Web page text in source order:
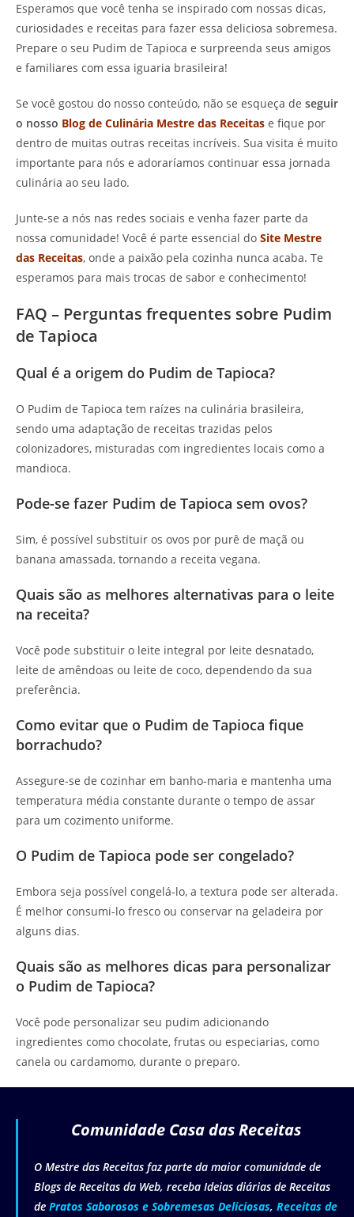
Esperamos que você tenha se inspirado com nossas dicas,
curiosidades e receitas para fazer essa deliciosa sobremesa.
Prepare o seu Pudim de Tapioca e surpreenda seus amigos
e familiares com essa iguaria brasileira!
Se você gostou do nosso conteúdo, não se esqueça de seguir
o nosso Blog de Culinária Mestre das Receitas e fique por
dentro de muitas outras receitas incríveis. Sua visita é muito
importante para nós e adoraríamos continuar essa jornada
culinária ao seu lado.
Junte-se a nós nas redes sociais e venha fazer parte da
nossa comunidade! Você é parte essencial do Site Mestre
das Receitas, onde a paixão pela cozinha nunca acaba. Te
esperamos para mais trocas de sabor e conhecimento!
FAQ – Perguntas frequentes sobre Pudim
de Tapioca
Qual é a origem do Pudim de Tapioca?
O Pudim de Tapioca tem raízes na culinária brasileira,
sendo uma adaptação de receitas trazidas pelos
colonizadores, misturadas com ingredientes locais como a
mandioca.
Pode-se fazer Pudim de Tapioca sem ovos?
Sim, é possível substituir os ovos por purê de maçã ou
banana amassada, tornando a receita vegana.
Quais são as melhores alternativas para o leite
na receita?
Você pode substituir o leite integral por leite desnatado,
leite de amêndoas ou leite de coco, dependendo da sua
preferência.
Como evitar que o Pudim de Tapioca fique
borrachudo?
Assegure-se de cozinhar em banho-maria e mantenha uma
temperatura média constante durante o tempo de assar
para um cozimento uniforme.
O Pudim de Tapioca pode ser congelado?
Embora seja possível congelá-lo, a textura pode ser alterada.
É melhor consumi-lo fresco ou conservar na geladeira por
alguns dias.
Quais são as melhores dicas para personalizar
o Pudim de Tapioca?
Você pode personalizar seu pudim adicionando
ingredientes como chocolate, frutas ou especiarias, como
canela ou cardamomo, durante o preparo.
Comunidade Casa das Receitas
O Mestre das Receitas faz parte da maior comunidade de
Blogs de Receitas da Web, receba Ideias diárias de Receitas
de Pratos Saborosos e Sobremesas Deliciosas, Receitas de